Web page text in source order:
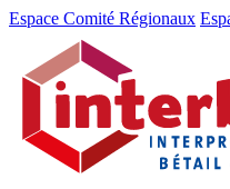
Aller
Aller
contenu
Espace Comité Régionaux